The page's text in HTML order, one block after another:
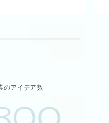
のアイデア数